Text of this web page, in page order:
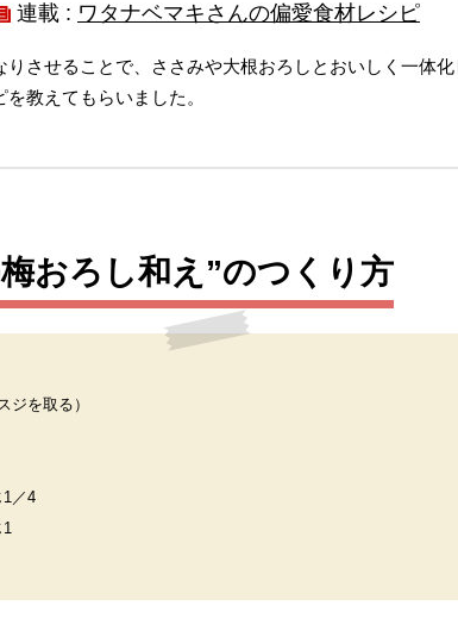
連載 : ワタナベマキさんの偏愛食材レシピ
させることで、ささみや大根おろしとおいしく一体
教えてもらいました。
おろし和え”のつくり方
ジを取る）
1／4
1